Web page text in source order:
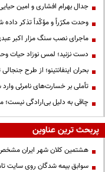
جدال بهرام افشاری و امین
وحدت مکرّراً و مؤکّداً تذکر داده
ماجرای نصب سنگ مزار اکبر
دست نزنید؛ لمس نوزاد حیات
بحران اینفانتینو؛ از طرح
تأملی بر خسارت‌های نامرئی
چاقی به دلیل بی‌ارادگی نیست؛
پربحث ترین عناوین
هشتمین کلان شهر ایران
سوابق بیمه شدگان روی سایت